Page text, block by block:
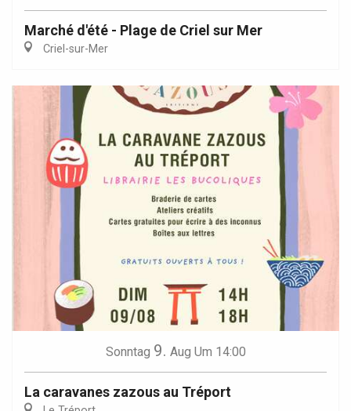
Marché d'été - Plage de Criel sur Mer
Criel-sur-Mer
Sonntag 9. Aug Um 14:00
La caravanes zazous au Tréport